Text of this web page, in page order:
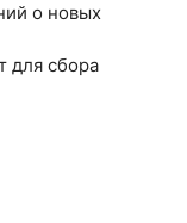
о новых
для сбора